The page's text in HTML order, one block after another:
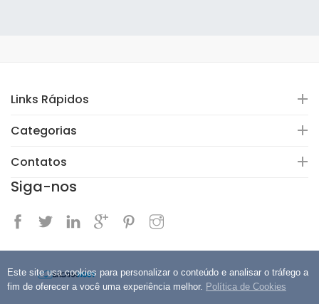
Links Rápidos
Categorias
Contatos
Siga-nos
Este site usa cookies para personalizar o conteúdo e analisar o tráfego a
fim de oferecer a você uma experiência melhor. Política de Cookies